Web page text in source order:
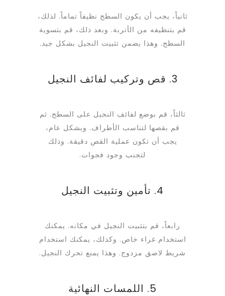
ثانياً، يجب أن يكون السطح نظيفاً تماماً. لذلك،
قم بتنظيفه من الأتربة. وبعد ذلك، قم بتسوية
السطح. وهذا يضمن تثبيت النجيل بشكل جيد.
3. قص وتركيب لفائف النجيل
ثالثاً، قم بوضع لفائف النجيل على السطح. ثم
قم بقصها لتناسب الأطراف. وبشكل عام،
يجب أن تكون عملية القص دقيقة. وذلك
لتجنب وجود فجوات.
4. تأمين وتثبيت النجيل
رابعاً، قم بتثبيت النجيل في مكانه. يمكنك
استخدام غراء خاص. وكذلك، يمكنك استخدام
شريط لاصق مزدوج. وهذا يمنع تحرك النجيل.
5. اللمسات النهائية